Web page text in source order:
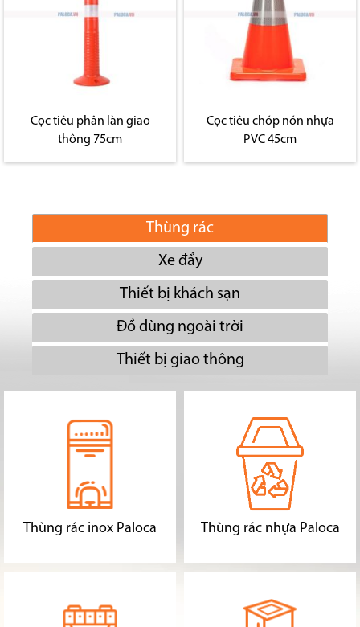
Cọc tiêu phân làn giao
thông 75cm
Cọc tiêu chóp nón nhựa
PVC 45cm
Thùng rác
Xe đẩy
Thiết bị khách sạn
Đồ dùng ngoài trời
Thiết bị giao thông
Thùng rác inox Paloca Thùng rác nhựa Paloca